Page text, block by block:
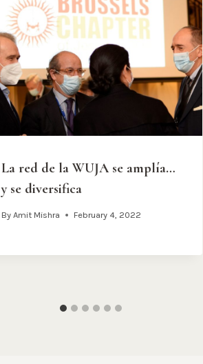
La red de la WUJA se amplía…
y se diversifica
By Amit Mishra February 4, 2022